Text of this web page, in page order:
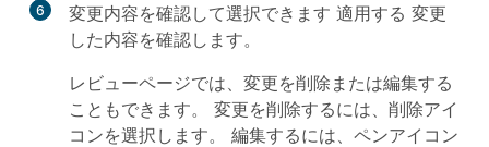
6 変更内容を確認して選択できます 適用する 変更
した内容を確認します。
レビューページでは、変更を削除または編集する
こともできます。 変更を削除するには、削除アイ
コンを選択します。 編集するには、ペンアイコン